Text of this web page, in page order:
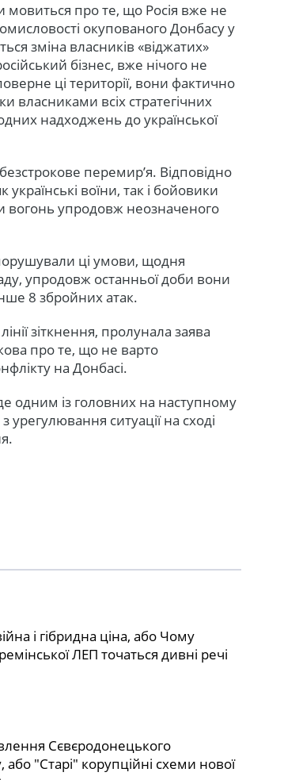
мовиться про те, що Росія вже не
окупованого Донбасу у
зміна власників «віджатих»
бізнес, вже нічого не
ці території, вони фактично
власниками всіх стратегічних
надходжень до української
перемир’я. Відповідно
воїни, так і бойовики
вогонь упродовж неозначеного
ці умови, щодня
упродовж останньої доби вони
8 збройних атак.
зіткнення, пролунала заява
про те, що не варто
на Донбасі.
одним із головних на наступному
урегулювання ситуації на сході
і гібридна ціна, або Чому
ЛЕП точаться дивні речі
Сєвєродонецького
або "Старі" корупційні схеми нової